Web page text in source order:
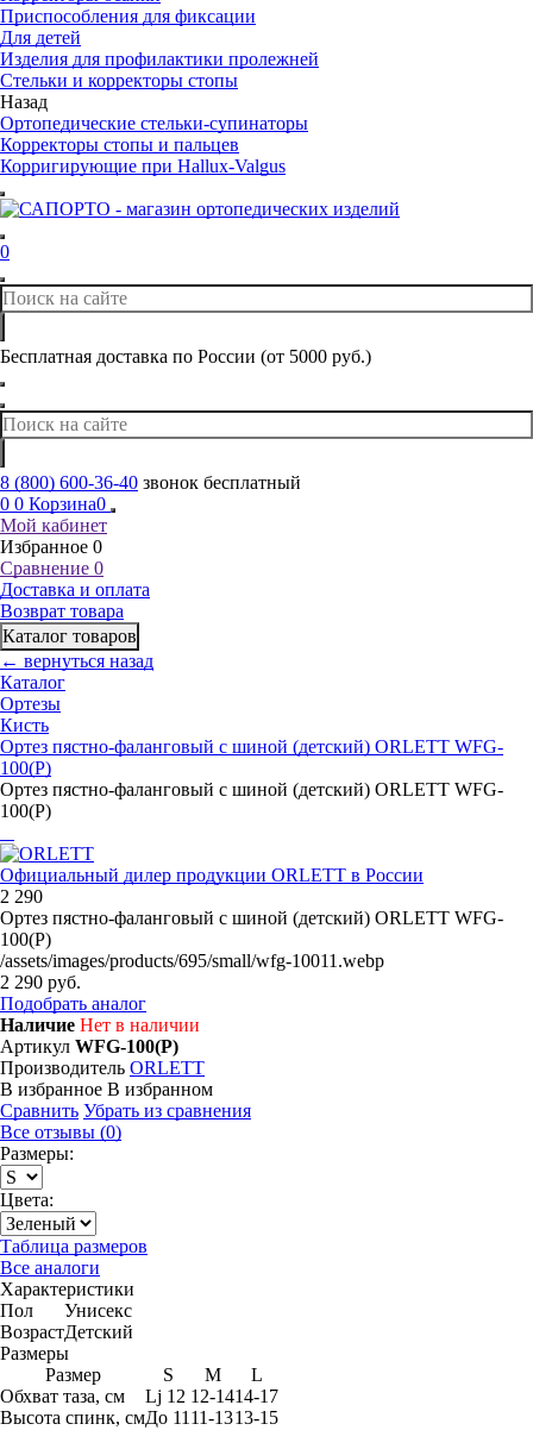
Приспособления для фиксации
Для детей
Изделия для профилактики пролежней
Стельки и корректоры стопы
Назад
Ортопедические стельки-супинаторы
Корректоры стопы и пальцев
Корригирующие при Hallux-Valgus
0
Бесплатная доставка по России (от 5000 руб.)
8 (800) 600-36-40 звонок бесплатный
0 0 Корзина0
Мой кабинет
Избранное 0
Сравнение 0
Доставка и оплата
Возврат товара
Каталог товаров
← вернуться назад
Каталог
Ортезы
Кисть
Ортез пястно-фаланговый с шиной (детский) ORLETT WFG-
100(P)
Ортез пястно-фаланговый с шиной (детский) ORLETT WFG-
100(P)
Официальный дилер продукции ORLETT в России
2 290
Ортез пястно-фаланговый с шиной (детский) ORLETT WFG-
100(P)
/assets/images/products/695/small/wfg-10011.webp
2 290 руб.
Подобрать аналог
Наличие Нет в наличии
Артикул WFG-100(P)
Производитель ORLETT
В избранное В избранном
Сравнить Убрать из сравнения
Все отзывы (0)
Размеры:
Цвета:
Таблица размеров
Все аналоги
Характеристики
Пол
Унисекс
ВозрастДетский
Размеры
Размер
S M
L
Обхват таза, см
Lj 12 12-1414-17
Высота спинк, смДо 11 11-1313-15